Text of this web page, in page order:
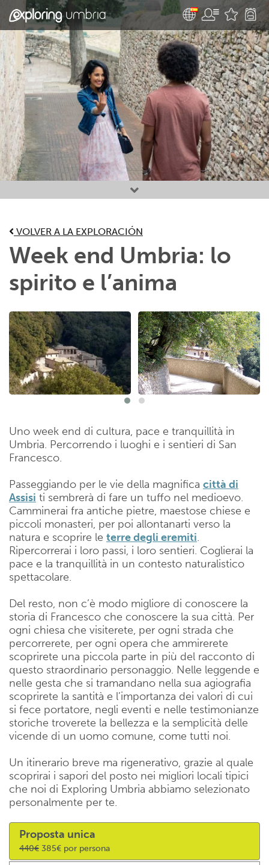
Favourites
VOLVER A LA EXPLORACIÓN
Week end Umbria: lo
spirito e l’anima
Uno week end di cultura, pace e tranquillità in
Umbria. Percorrendo i luoghi e i sentieri di San
Francesco.
Passeggiando per le vie della magnifica città di
Assisi ti sembrerà di fare un tuffo nel medioevo.
Camminerai fra antiche pietre, maestose chiese e
piccoli monasteri, per poi allontanarti verso la
natura e scoprire le terre degli eremiti.
Ripercorrerai i loro passi, i loro sentieri. Coglierai la
pace e la tranquillità in un contesto naturalistico
spettacolare.
Del resto, non c’è modo migliore di conoscere la
storia di Francesco che conoscere la sua città. Per
ogni chiesa che visiterete, per ogni strada che
percorrerete, per ogni opera che ammirerete
scoprirete una piccola parte in più del racconto di
questo straordinario personaggio. Nelle leggende e
nelle gesta che si tramandano nella sua agiografia
scoprirete la santità e l’importanza dei valori di cui
si fece portatore, negli eventi e nelle testimonianze
storiche troverete la bellezza e la semplicità delle
vicende di un uomo comune, come tutti noi.
Un itinerario breve ma rigenerativo, grazie al quale
scoprirai i sapori del posto nei migliori locali tipici
che noi di Exploring Umbria abbiamo selezionato
personalmente per te.
Proposta unica
440€ 385€ por persona